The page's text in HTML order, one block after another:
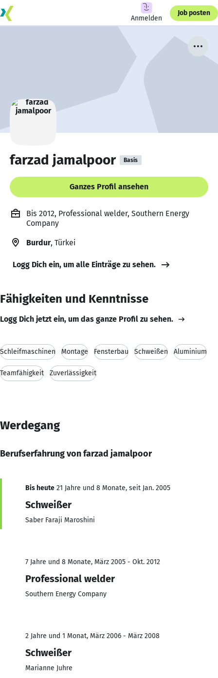
Anmelden
Job posten
farzad jamalpoor Basis
Ganzes Profil ansehen
Bis 2012, Professional welder, Southern Energy
Company
Burdur, Türkei
Logg Dich ein, um alle Einträge zu sehen.
Fähigkeiten und Kenntnisse
Logg Dich jetzt ein, um das ganze Profil zu sehen.
Schleifmaschinen Montage Fensterbau Schweißen Aluminium
Teamfähigkeit Zuverlässigkeit
Werdegang
Berufserfahrung von farzad jamalpoor
Bis heute 21 Jahre und 8 Monate, seit Jan. 2005
Schweißer
Saber Faraji Maroshini
7 Jahre und 8 Monate, März 2005 - Okt. 2012
Professional welder
Southern Energy Company
2 Jahre und 1 Monat, März 2006 - März 2008
Schweißer
Marianne Juhre